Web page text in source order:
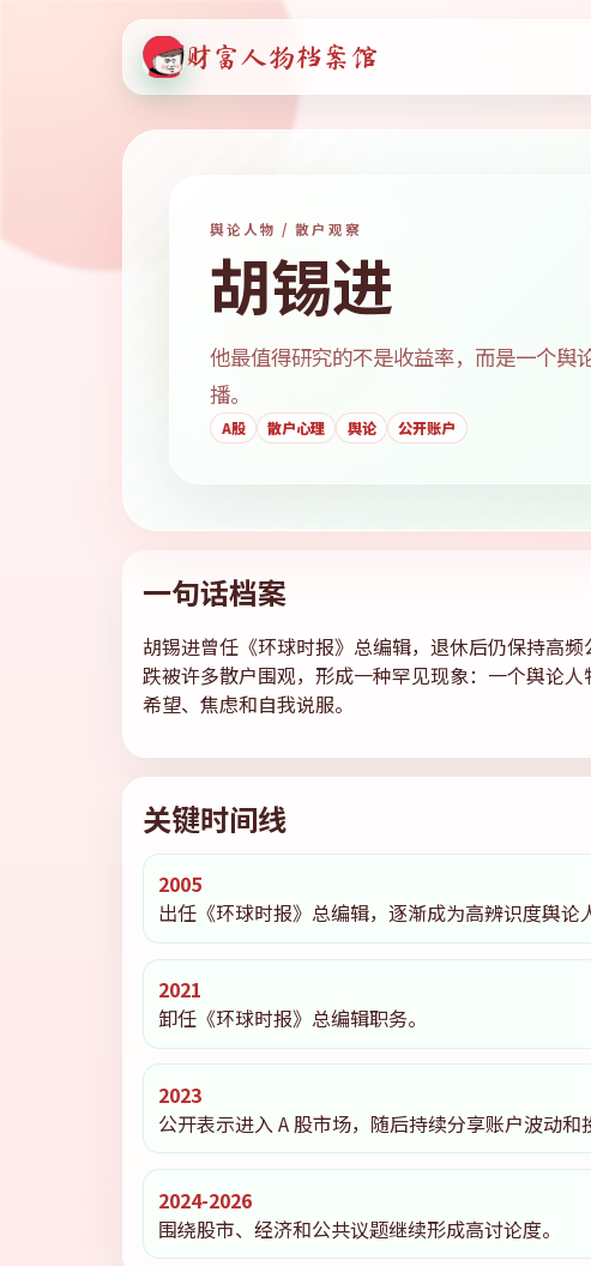
财富人物档案馆
舆论人物 / 散户观察
胡锡进
他最值得研究的不是收益率，而是一个舆
播。
A股 散户心理 舆论 公开账户
一句话档案
胡锡进曾任《环球时报》总编辑，退休后仍保持高
跌被许多散户围观，形成一种罕见现象：一个舆论
希望、焦虑和自我说服。
关键时间线
2005
出任《环球时报》总编辑，逐渐成为高辨识度舆论
2021
卸任《环球时报》总编辑职务。
2023
公开表示进入 A 股市场，随后持续分享账户波动和
2024-2026
围绕股市、经济和公共议题继续形成高讨论度。